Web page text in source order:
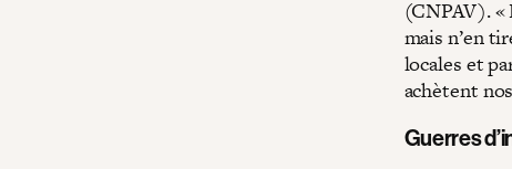
(CNPAV). «
mais n’en
locales et
achètent
Guerres